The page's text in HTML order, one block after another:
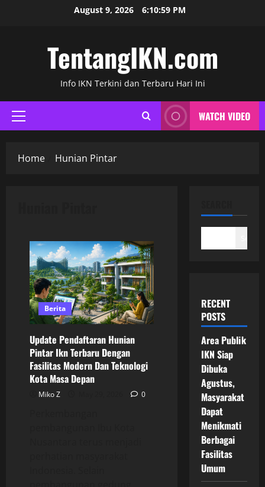
August 9, 2026 6:10:59 PM
TentangIKN.com
Info IKN Terkini dan Terbaru Hari Ini
Primary
Menu
WATCH VIDEO
Home Hunian Pintar
Berita
Update Pendaftaran Hunian
Pintar Ikn Terbaru Dengan
Fasilitas Modern Dan Teknologi
Kota Masa Depan
Miko Z 0
RECENT
POSTS
Area Publik
IKN Siap
Dibuka
Agustus,
Masyarakat
Dapat
Menikmati
Berbagai
Fasilitas
Umum